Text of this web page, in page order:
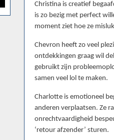
Christina is creatief
is zo bezig met perfect
moment ziet hoe ze
Chevron heeft zo veel
ontdekkingen graag wil
gebruikt zijn
samen veel lol te maken.
Charlotte is emotioneel
anderen verplaatsen. Ze
onrechtvaardigheid
‘retour afzender’ sturen.